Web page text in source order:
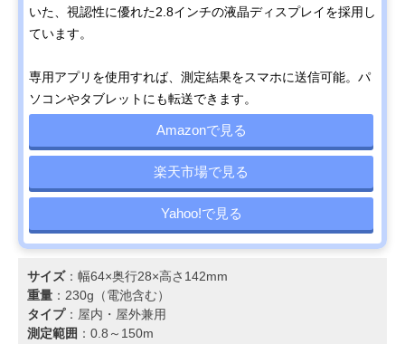
いた、視認性に優れた2.8インチの液晶ディスプレイを採用し
ています。
専用アプリを使用すれば、測定結果をスマホに送信可能。パ
ソコンやタブレットにも転送できます。
Amazonで見る
楽天市場で見る
Yahoo!で見る
サイズ：幅64×奥行28×高さ142mm
重量 ：230g（電池含む）
タイプ：屋内・屋外兼用
測定範囲 ：0.8～150m